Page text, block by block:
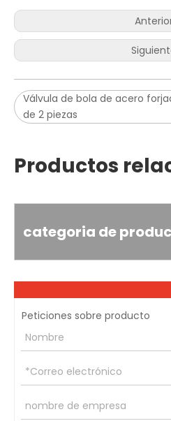
Válvula de bola de acero
de 2 piezas
Productos
categoria de
Peticiones sobre producto